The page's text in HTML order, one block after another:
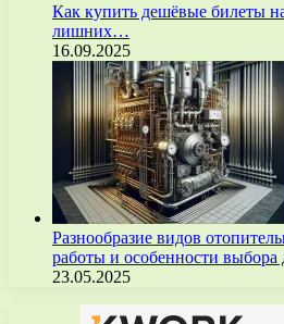
Как купить дешёвые билеты
лишних…
16.09.2025
Разнообразие видов
работы и особенности
23.05.2025